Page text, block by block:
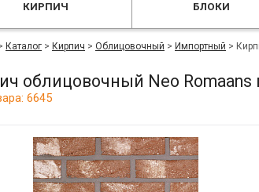
КИРПИЧ БЛОКИ
Каталог > Кирпич > Облицовочный > Импортный >
облицовочный Neo Romaans
6645